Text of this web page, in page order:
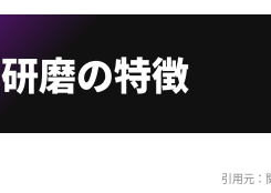
磨の特徴
引用元